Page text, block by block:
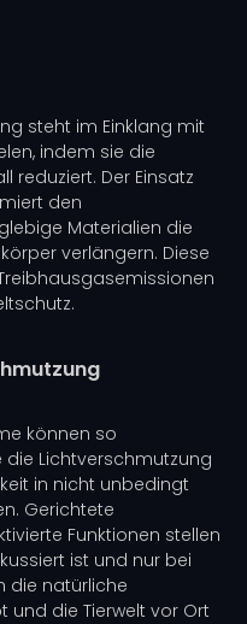
steht im Einklang mit
indem sie die
reduziert. Der Einsatz
den
Materialien die
verlängern. Diese
können so
Lichtverschmutzung
in nicht unbedingt
Gerichtete
Funktionen stellen
ist und nur bei
die natürliche
die Tierwelt vor Ort